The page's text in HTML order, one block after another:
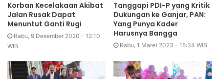
Korban Kecelakaan Akibat
Jalan Rusak Dapat
Menuntut Ganti Rugi
Rabu, 9 Desember 2020 - 12:10
WIB
Tanggapi PDI-P yang Kritik
Dukungan ke Ganjar, PAN:
Yang Punya Kader
Harusnya Bangga
Rabu, 1 Maret 2023 - 15:34 WIB